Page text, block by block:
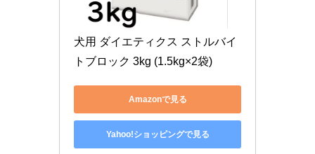
犬用 ダイエティクス ストルバイ
トブロック 3kg (1.5kg×2袋)
Amazonで見る
Yahoo!ショッピングで見る